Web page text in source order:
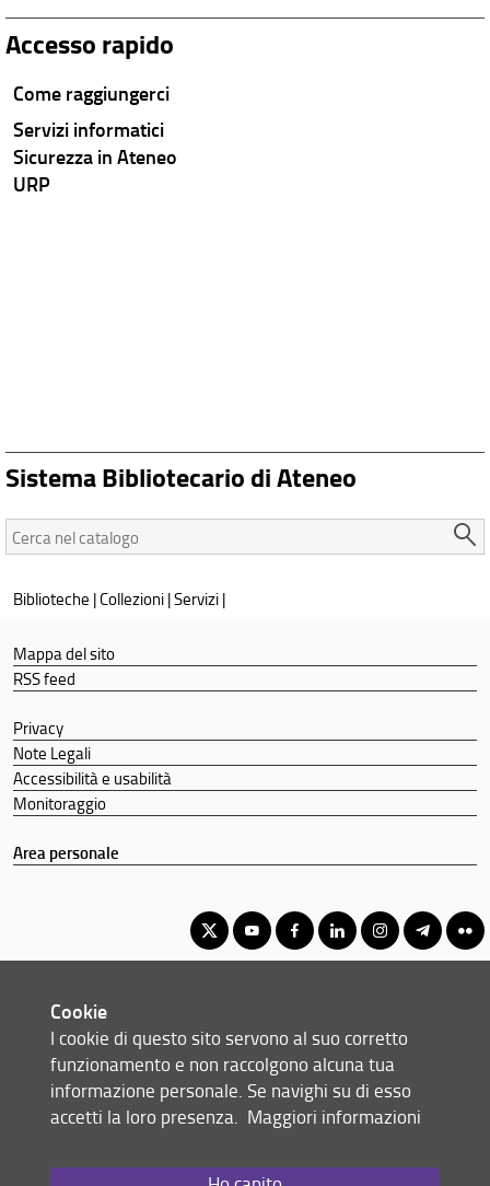
Accesso rapido
Come raggiungerci
Servizi informatici
Sicurezza in Ateneo
URP
Sistema Bibliotecario di Ateneo
Cerca
nel
Biblioteche |Collezioni|Servizi|
Mappa del sito
RSS feed
Privacy
Note Legali
Accessibilità e usabilità
Monitoraggio
Area personale
© Copyright 2012-2026 Università degli Studi di Firenze UNIFI
P.IVA/Cod.Fis 01279680480
Via Laura, 48 - 50121 Firenze (FI)
Email:scuola(AT)st-umaform.unifi.it
Cookie
I cookie di questo sito servono al suo corretto
funzionamento e non raccolgono alcuna tua
informazione personale. Se navighi su di esso
accetti la loro presenza. Maggiori informazioni